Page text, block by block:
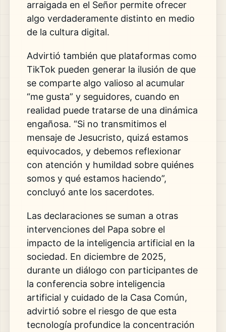
arraigada en el Señor permite ofrecer
algo verdaderamente distinto en medio
de la cultura digital.
Advirtió también que plataformas como
TikTok pueden generar la ilusión de que
se comparte algo valioso al acumular
“me gusta” y seguidores, cuando en
realidad puede tratarse de una dinámica
engañosa. “Si no transmitimos el
mensaje de Jesucristo, quizá estamos
equivocados, y debemos reflexionar
con atención y humildad sobre quiénes
somos y qué estamos haciendo”,
concluyó ante los sacerdotes.
Las declaraciones se suman a otras
intervenciones del Papa sobre el
impacto de la inteligencia artificial en la
sociedad. En diciembre de 2025,
durante un diálogo con participantes de
la conferencia sobre inteligencia
artificial y cuidado de la Casa Común,
advirtió sobre el riesgo de que esta
tecnología profundice la concentración